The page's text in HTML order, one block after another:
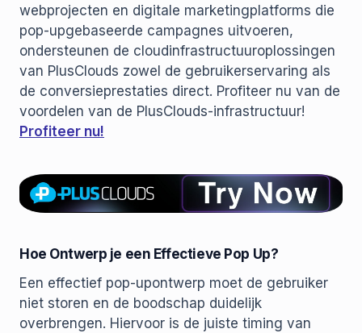
webprojecten en digitale marketingplatforms die
pop-upgebaseerde campagnes uitvoeren,
ondersteunen de cloudinfrastructuuroplossingen
van PlusClouds zowel de gebruikerservaring als
de conversieprestaties direct. Profiteer nu van de
voordelen van de PlusClouds-infrastructuur!
Profiteer nu!
Hoe Ontwerp je een Effectieve Pop Up?
Een effectief pop-upontwerp moet de gebruiker
niet storen en de boodschap duidelijk
overbrengen. Hiervoor is de juiste timing van